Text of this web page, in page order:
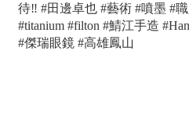
待‼️ #田邊卓也 #藝術 #噴墨 #
#titanium #filton #鯖江手造
#傑瑞眼鏡 #高雄鳳山